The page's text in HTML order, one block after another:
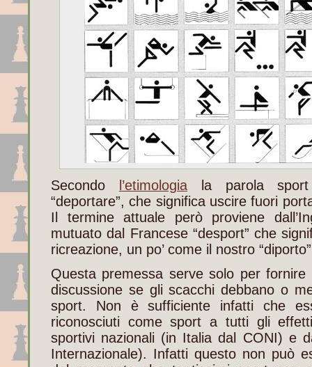
Secondo l’etimologiala parola sport
“deportare”, che significa uscire fuori
Il termine attuale però proviene
mutuato dal Francese “desport” che
ricreazione, un po’ come il nostro
Questa premessa serve solo per fornire
discussione se gli scacchi debbano o
sport. Non è sufficiente infatti che
riconosciuti come sport a tutti gli
sportivi nazionali (in Italia dal CONI) e
Internazionale). Infatti questo non può